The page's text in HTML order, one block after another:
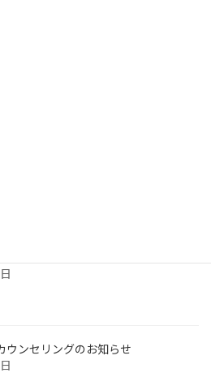
ウンセリングのお知らせ